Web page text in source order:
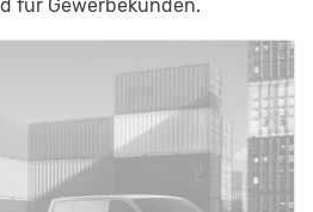
für Gewerbekunden.